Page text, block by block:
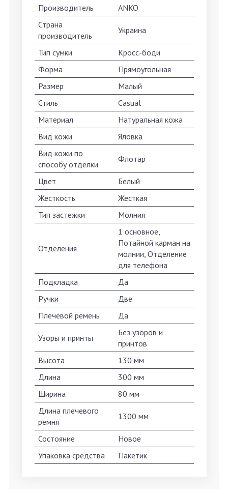
Производитель
ANKO
Страна
производитель
Украина
Тип сумки
Кросс-боди
Форма
Прямоугольная
Размер
Малый
Стиль
Casual
Материал
Натуральная кожа
Вид кожи
Яловка
Вид кожи по
способу отделки
Флотар
Цвет
Белый
Жесткость
Жесткая
Тип застежки
Молния
Отделения
1 основное,
Потайной карман на
молнии, Отделение
для телефона
Подкладка
Да
Ручки
Две
Плечевой ремень
Да
Узоры и принты
Без узоров и
принтов
Высота
130 мм
Длина
300 мм
Ширина
80 мм
Длина плечевого
ремня
1300 мм
Состояние
Новое
Упаковка средства
Пакетик